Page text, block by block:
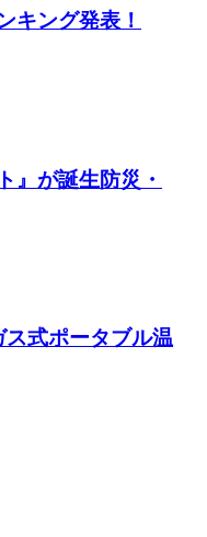
キング発表！
』が誕生防災・
式ポータブル温